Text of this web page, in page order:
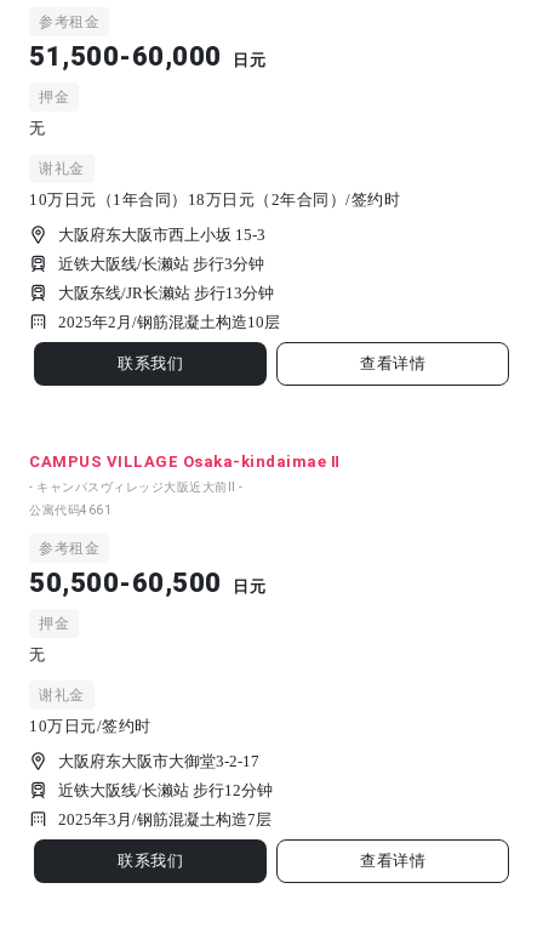
参考租金
51,500-60,000 日元
押金
无
谢礼金
10万日元（1年合同）18万日元（2年合同）/签约时
大阪府东大阪市西上小坂 15-3
近铁大阪线/长濑站 步行3分钟
大阪东线/JR长濑站 步行13分钟
2025年2月/钢筋混凝土构造10 层
联系我们 查看详情
CAMPUS VILLAGE Osaka-kindaimae Ⅱ
- キャンパスヴィレッジ大阪近大前Ⅱ -
公寓代码4661
参考租金
50,500-60,500 日元
押金
无
谢礼金
10万日元/签约时
大阪府东大阪市大御堂3-2-17
近铁大阪线/长濑站 步行12分钟
2025年3月/钢筋混凝土构造7 层
联系我们 查看详情